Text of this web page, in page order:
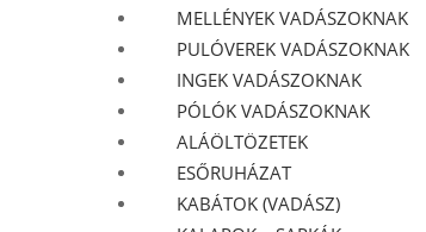
MELLÉNYEK VADÁSZOKNAK
PULÓVEREK VADÁSZOKNAK
INGEK VADÁSZOKNAK
PÓLÓK VADÁSZOKNAK
ALÁÖLTÖZETEK
ESŐRUHÁZAT
KABÁTOK (VADÁSZ)